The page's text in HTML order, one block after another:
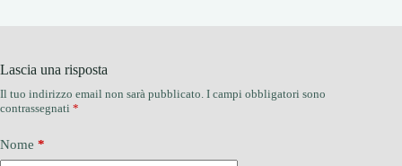
Lascia una risposta
Il tuo indirizzo email non sarà pubblicato. I campi obbligatori sono
contrassegnati *
Nome *